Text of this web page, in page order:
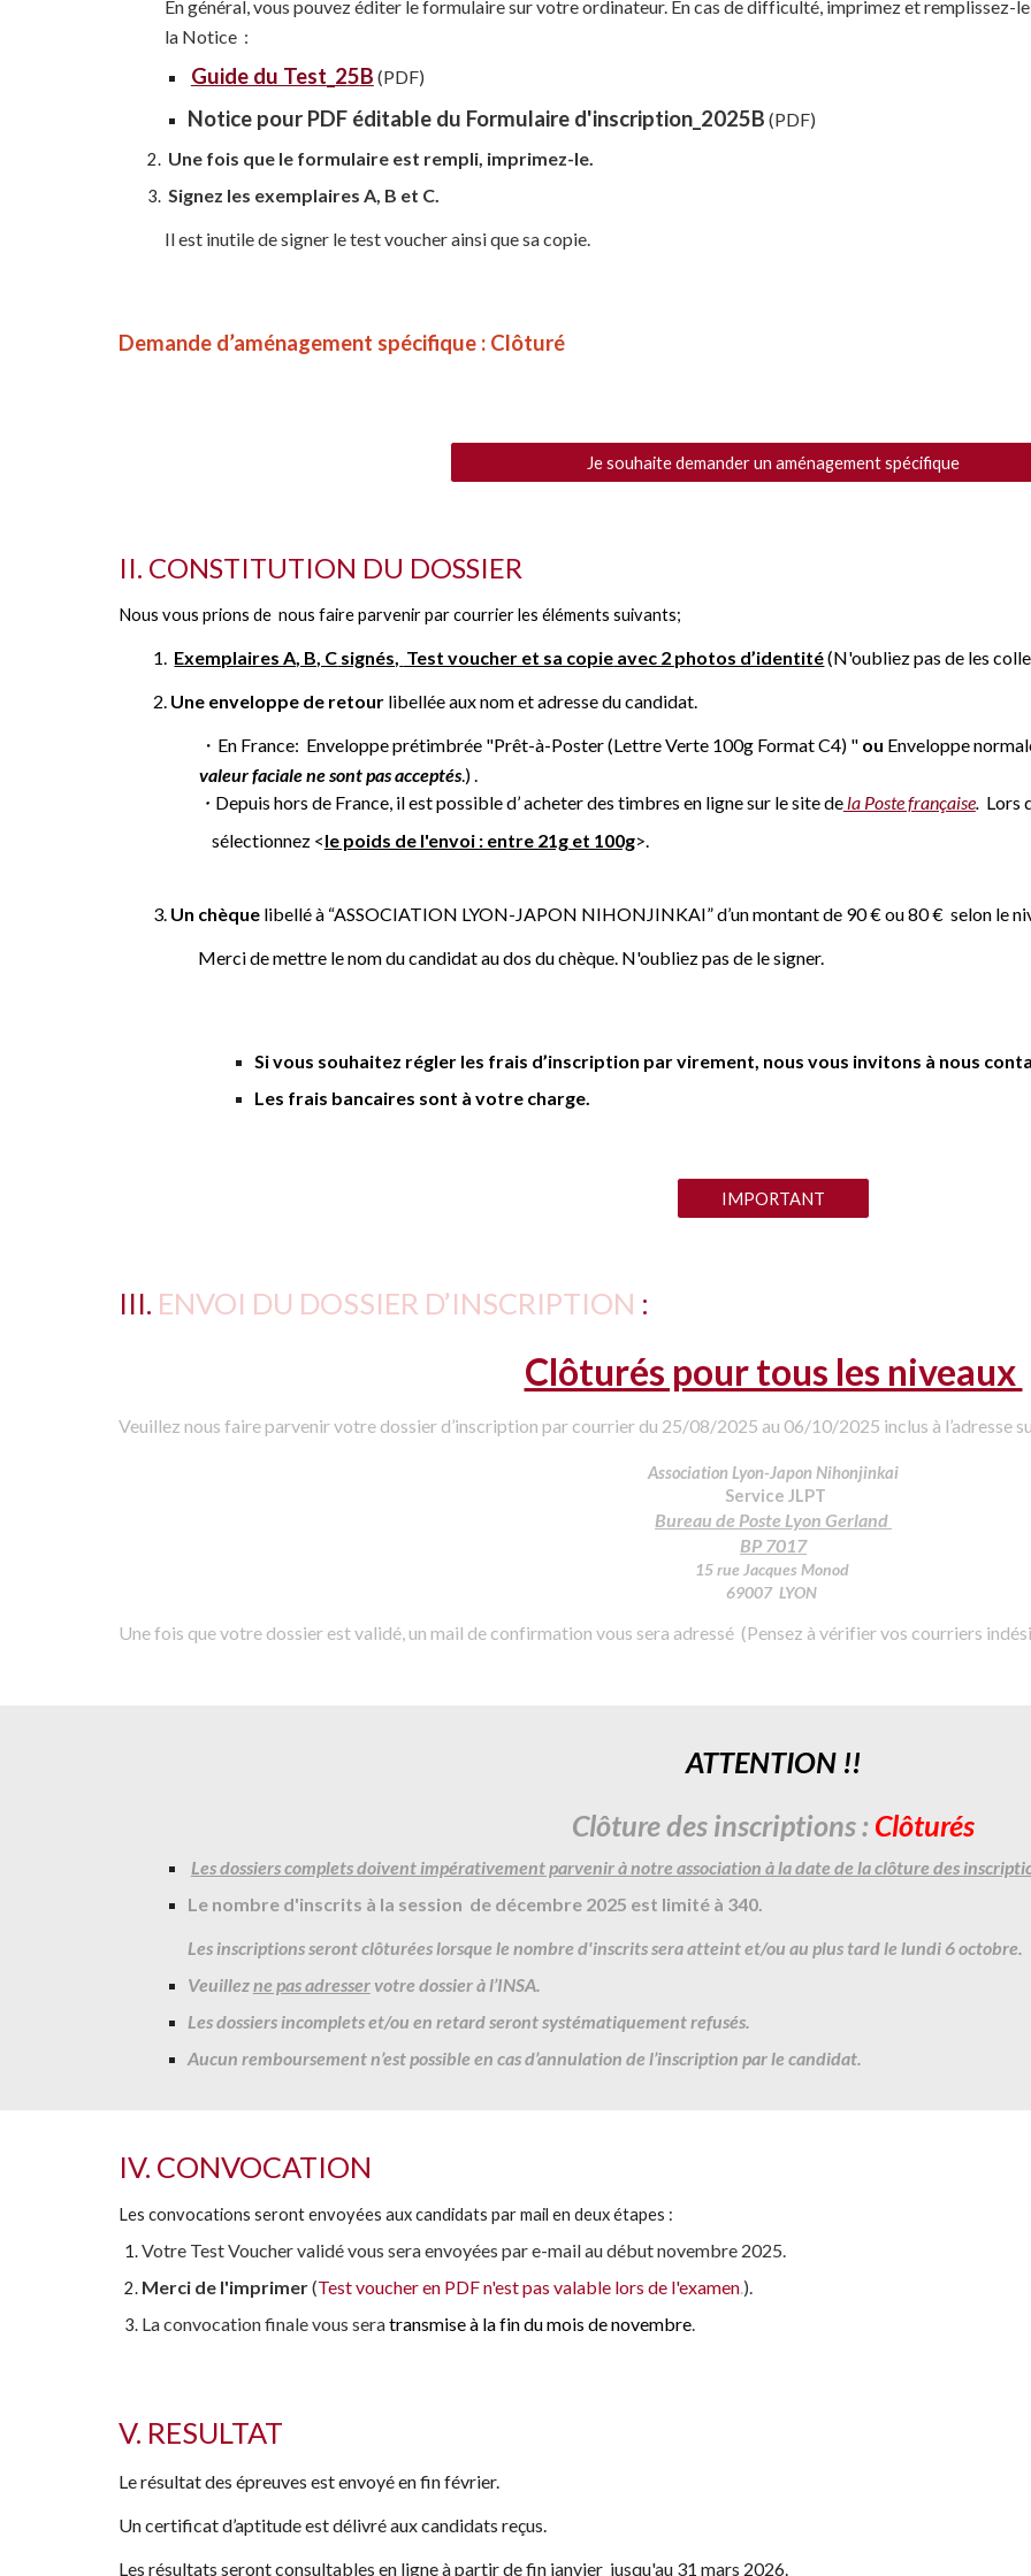
En général, vous pouvez éditer le formulaire sur votre ordinateur. En cas de difficulté, imprimez et remplissez-
la Notice :
Guide du Test _25B (PDF)
Notice pour PDF éditable du Formulaire d'inscription_2025B (PDF)
Une fois que le formulaire est rempli, imprimez-le.
Signez les exemplaires A, B et C.
Il est inutile de signer le test voucherainsi que sa copie.
Demande d’aménagement spécifique : Clôturé
Je souhaite demander un aménagement spécifique
II. CONSTITUTION DU DOSSIER
Nous vous prions de nous faire parvenir par courrier les éléments suivants;
1. Exemplaires A, B, C signés, Test voucher et sa copie avec 2 photos d’identité(N'oubliez pas de les
2. Une enveloppe de retour libellée aux nom et adresse du candidat.
・En France: Enveloppe prétimbrée "Prêt-à-Poster (Lettre Verte 100g Format C4) " ou Enveloppe
valeur faciale ne sont pas acceptés.).
・ Depuis hors de France, il est possible d’ acheter des timbres en ligne sur le site dela Poste française. Lors
sélectionnez <le poids de l'envoi : entre 21g et 100g>.
3. Un chèquelibellé à “ASSOCIATION LYON-JAPON NIHONJINKAI”d’un montant de 90€ ou80€ selon le
Merci de mettre le nom du candidat au dos du chèque. N'oubliez pas de le signer.
Si vous souhaitez régler les frais d’inscription par virement, nous vous invitons à nous
Les frais bancaires sont à votre charge.
IMPORTANT
III. ENVOI DU DOSSIER D’INSCRIPTION :
Clôturés pour tous les niveaux
Veuillez nous faire parvenir votre dossier d’inscription par courrier du 25/08/2025 au 06/10/2025 inclus à l’adresse
Association Lyon-Japon Nihonjinkai
Service JLPT
Bureau de Poste Lyon Gerland
BP 7017
15 rue Jacques Monod
69007 LYON
Une fois que votre dossier est validé, un mail de confirmation vous sera adressé (Pensez à vérifier vos courriers
ATTENTION !!
Clôture des inscriptions : Clôturés
Les dossiers complets doivent impérativement parvenir à notre association àla date de la clôture des
Le nombre d'inscrits à la session de décembre2025 est limité à 340.
Les inscriptions seront clôturées lorsque le nombre d'inscrits sera atteintet/ou au plus tard le lundi6octobre.
Veuillezne pas adresservotre dossier à l’INSA.
Les dossiers incomplets et/ou en retard seront systématiquement refusés.
Aucun remboursement n’est possible en cas d’annulation de l’inscription par le candidat.
IV. CONVOCATION
Les convocations seront envoyées aux candidats par mail en deux étapes :
Votre Test Voucher validé vous seraenvoyées pare-mailaudébut novembre2025.
Merci de l'imprimer(Test voucher en PDF n'est pas valable lors de l'examen.).
Laconvocation finale vous seratransmise à la fin du mois de novembre.
V. RESULTAT
Le résultat des épreuves est envoyéen fin février.
Un certificat d’aptitude est délivré aux candidats reçus.
Les résultats seront consultables en ligne à partir de fin janvier jusqu'au 31 mars 2026.